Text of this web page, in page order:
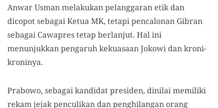
Anwar Usman melakukan pelanggaran etik dan
dicopot sebagai Ketua MK, tetapi pencalonan Gibran
sebagai Cawapres tetap berlanjut. Hal ini
menunjukkan pengaruh kekuasaan Jokowi dan kroni-
kroninya.
Prabowo, sebagai kandidat presiden, dinilai memiliki
rekam jejak penculikan dan penghilangan orang